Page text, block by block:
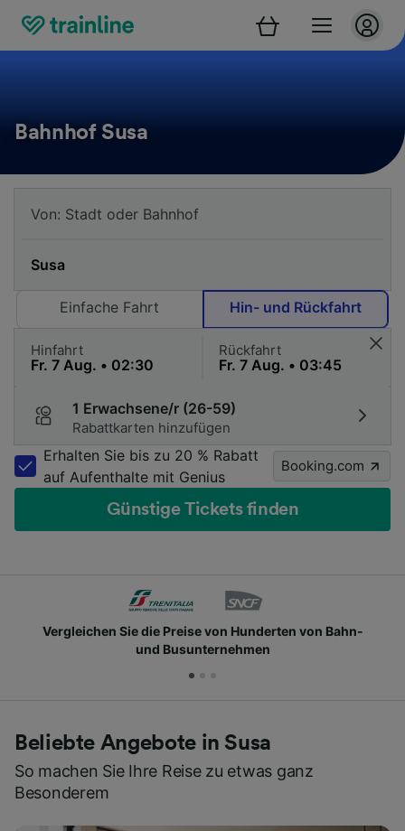
Bahnhof Susa
Einfache Fahrt Hin- und Rückfahrt
Hinfahrt Rückfahrt
1 Erwachsene/r (26-59)
Rabattkarten hinzufügen
Erhalten Sie bis zu 20 % Rabatt
auf Aufenthalte mit Genius
Booking.com
Günstige Tickets finden
Vergleichen Sie die Preise von Hunderten von Bahn-
und Busunternehmen
Beliebte Angebote in Susa
So machen Sie Ihre Reise zu etwas ganz
Besonderem